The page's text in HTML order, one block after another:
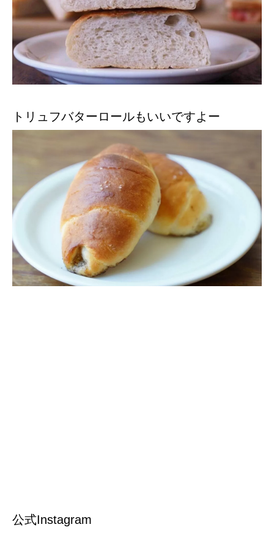
トリュフバターロールもいいですよー
公式Instagram